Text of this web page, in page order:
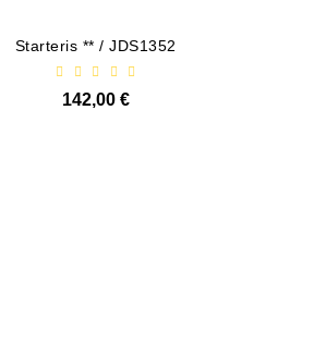
Starteris ** / JDS1352
142,00 €